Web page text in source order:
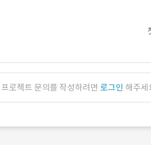
프로젝트 문의를 작성하려면 로그인 해주세